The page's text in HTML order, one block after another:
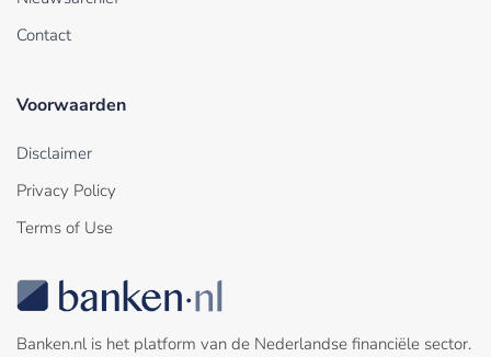
Contact
Voorwaarden
Disclaimer
Privacy Policy
Terms of Use
Banken.nl is het platform van de Nederlandse financiële sector.